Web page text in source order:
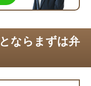
ならまずは弁